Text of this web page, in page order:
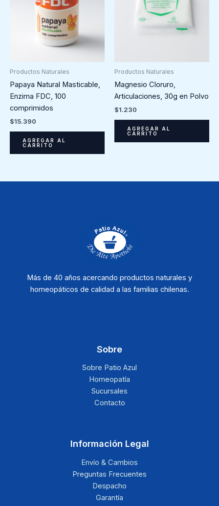
Productos Naturales
Papaya Natural Masticable,
Enzima FDC, 100
comprimidos
$15.390
AGREGAR AL
CARRITO
Productos Naturales
Magnesio Cloruro,
Articulaciones, 30g en Polvo
$1.230
AGREGAR AL
CARRITO
Más de 40 años acercando productos naturales y
homeopáticos de calidad a las familias chilenas.
Sobre
Sobre Patio Azul
Homeopatía
Sucursales
Contacto
Información Legal
Envío & Cambios
Preguntas Frecuentes
Despacho
Garantía